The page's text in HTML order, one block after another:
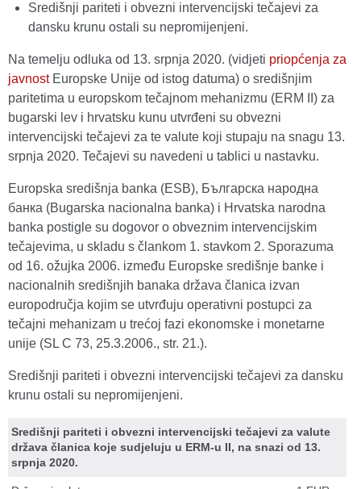
Središnji pariteti i obvezni intervencijski tečajevi za
dansku krunu ostali su nepromijenjeni.
Na temelju odluka od 13. srpnja 2020. (vidjeti priopćenja za
javnostEuropske Unije od istog datuma) o središnjim
paritetima u europskom tečajnom mehanizmu (ERM II) za
bugarski lev i hrvatsku kunu utvrđeni su obvezni
intervencijski tečajevi za te valute koji stupaju na snagu 13.
srpnja 2020. Tečajevi su navedeni u tablici u nastavku.
Europska središnja banka (ESB), Българска народна
банка (Bugarska nacionalna banka) i Hrvatska narodna
banka postigle su dogovor o obveznim intervencijskim
tečajevima, u skladu s člankom 1. stavkom 2. Sporazuma
od 16. ožujka 2006. između Europske središnje banke i
nacionalnih središnjih banaka država članica izvan
europodručja kojim se utvrđuju operativni postupci za
tečajni mehanizam u trećoj fazi ekonomske i monetarne
unije (SL C 73, 25.3.2006., str. 21.).
Središnji pariteti i obvezni intervencijski tečajevi za dansku
krunu ostali su nepromijenjeni.
Središnji pariteti i obvezni intervencijski tečajevi za valute
država članica koje sudjeluju u ERM-u II, na snazi od 13.
srpnja 2020.